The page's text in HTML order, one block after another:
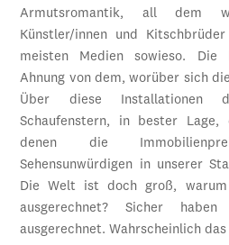
Armutsromantik, all dem
Künstler/innen und
meisten Medien sowieso. Die
Ahnung von dem, worüber sich
Über diese Installationen
Schaufenstern, in bester Lage,
denen die
Sehensunwürdigen in unserer
Die Welt ist doch groß,
ausgerechnet? Sicher
ausgerechnet. Wahrscheinlich